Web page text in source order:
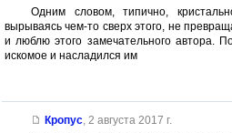
Одним словом, типично,
вырываясь чем-то сверх этого, не
и люблю этого замечательного автора.
искомое и насладился им
Кропус, 2 августа 2017 г.